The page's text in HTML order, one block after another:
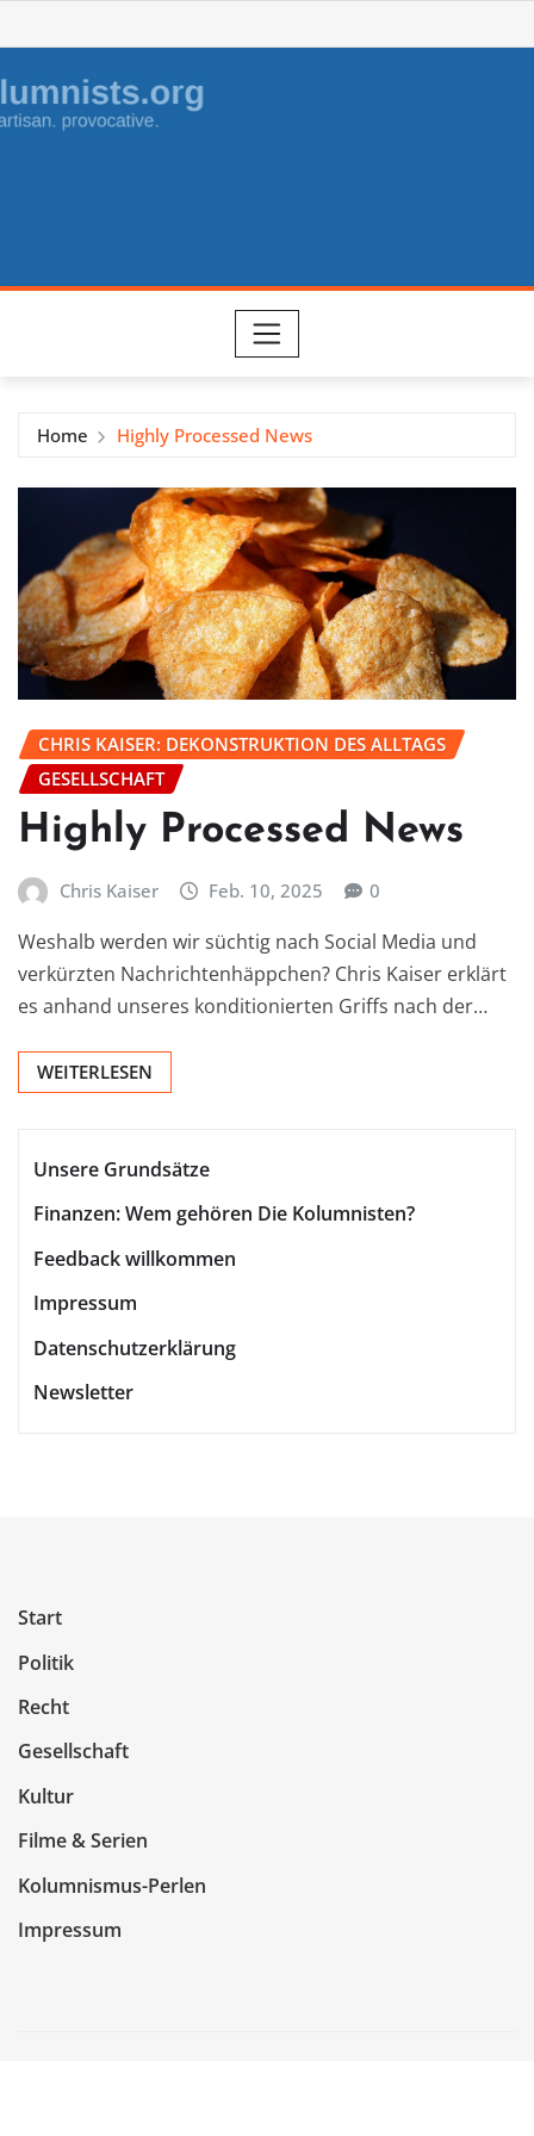
to
content
Home Highly Processed News
CHRIS KAISER: DEKONSTRUKTION DES ALLTAGS
GESELLSCHAFT
Highly Processed News
Chris Kaiser Feb. 10, 2025 0
Weshalb werden wir süchtig nach Social Media und
verkürzten Nachrichtenhäppchen? Chris Kaiser erklärt
es anhand unseres konditionierten Griffs nach der…
WEITERLESEN
Unsere Grundsätze
Finanzen: Wem gehören Die Kolumnisten?
Feedback willkommen
Impressum
Datenschutzerklärung
Newsletter
Start
Politik
Recht
Gesellschaft
Kultur
Filme & Serien
Kolumnismus-Perlen
Impressum